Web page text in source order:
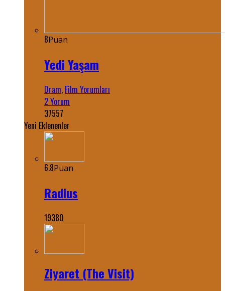
8Puan
Yedi Yaşam
Dram, Film Yorumları
2 Yorum
37557
Yeni Eklenenler
6.8Puan
Radius
19380
Ziyaret (The Visit)